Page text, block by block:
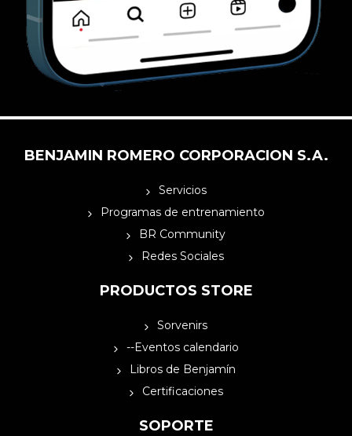
BENJAMIN ROMERO CORPORACION S.A.
Servicios
Programas de entrenamiento
BR Community
Redes Sociales
PRODUCTOS STORE
Sorvenirs
--Eventos calendario
Libros de Benjamín
Certificaciones
SOPORTE